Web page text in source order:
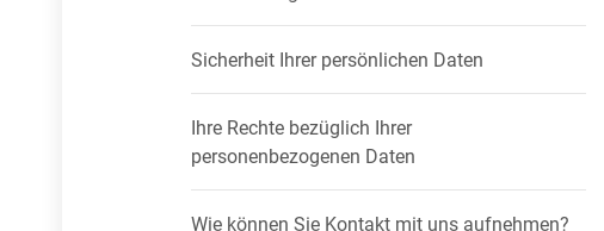
Sicherheit Ihrer persönlichen Daten
Ihre Rechte bezüglich Ihrer
personenbezogenen Daten
Wie können Sie Kontakt mit uns aufnehmen?